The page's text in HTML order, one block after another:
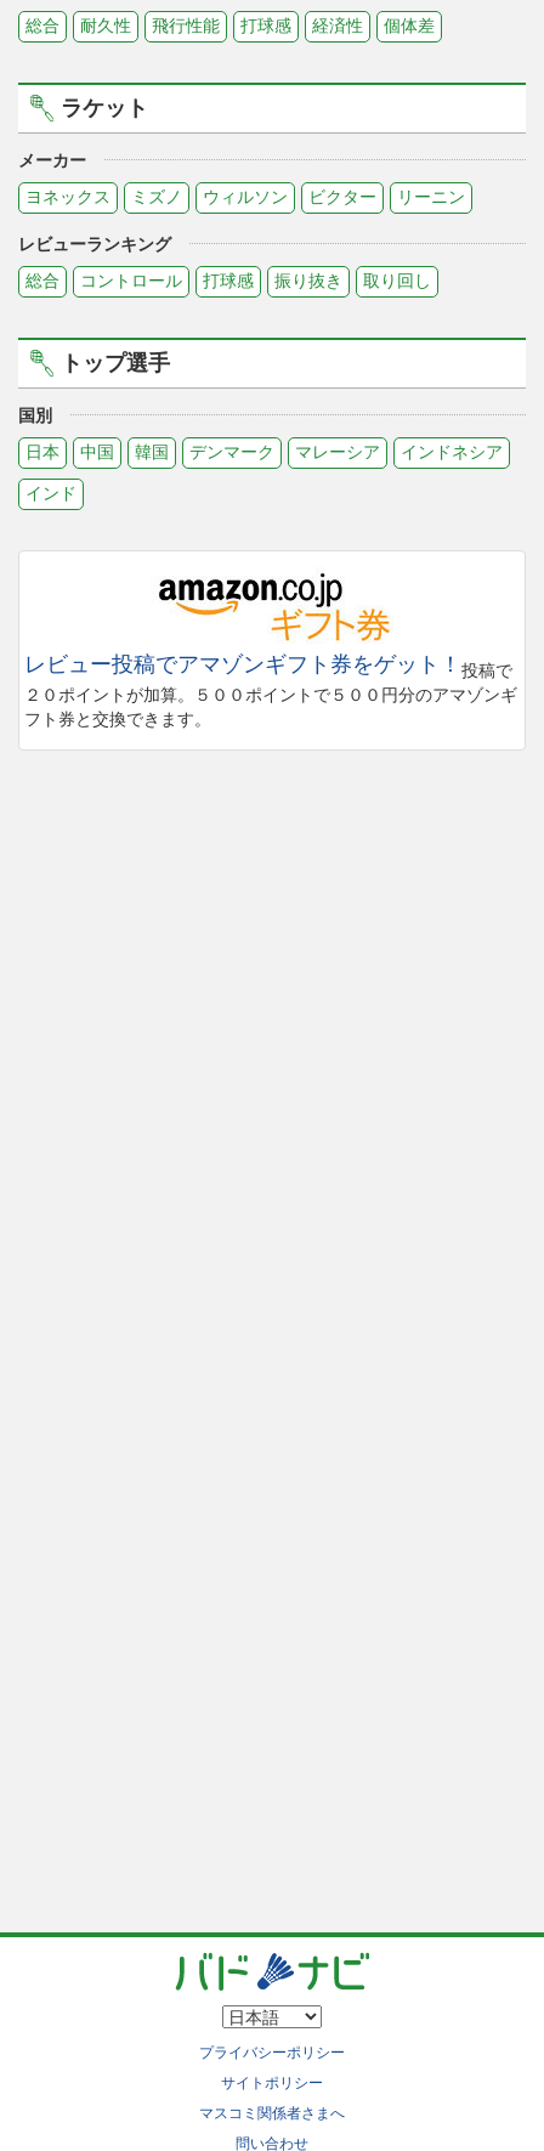
総合
耐久性 飛行性能 打球感 経済性 個体差
ラケット
メーカー
ヨネックス
ミズノ ウィルソン ビクター リーニン
レビューランキング
総合
コントロール 打球感 振り抜き 取り回し
トップ選手
国別
日本
中国 韓国 デンマーク マレーシア インドネシア
インド
レビュー投稿でアマゾンギフト券をゲット！ 投稿で
２０ポイントが加算。５００ポイントで５００円分のアマゾンギ
フト券と交換できます。
プライバシーポリシー
サイトポリシー
マスコミ関係者さまへ
問い合わせ